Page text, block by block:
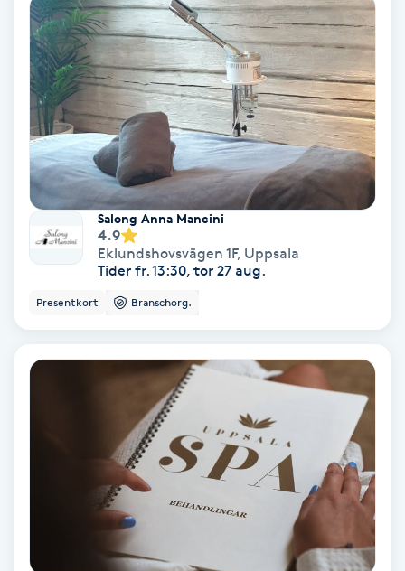
Läpptatuering
Makeup
Manikyr & Pedikyr
Massage
Medial vägledning
Medicinsk massage
Megavolymfransar
Salong Anna Mancini
4.9
Eklundshovsvägen 1F, Uppsala
Tider fr. 13:30, tor 27 aug.
Presentkort Branschorg.